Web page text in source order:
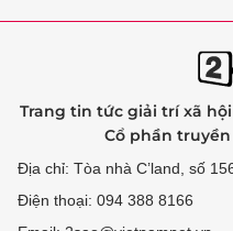
Trang tin tức giải trí xã
Cổ phần
Địa chỉ: Tòa nhà C’land, số
Điện thoại: 094 388 8166